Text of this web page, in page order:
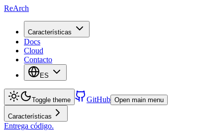
ReArch
Características
Docs
Cloud
Contacto
ES
Toggle theme GitHub Open main menu
Características
Entrega código.